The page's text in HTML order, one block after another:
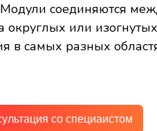
соединяются
или
самых разных
со специаистом